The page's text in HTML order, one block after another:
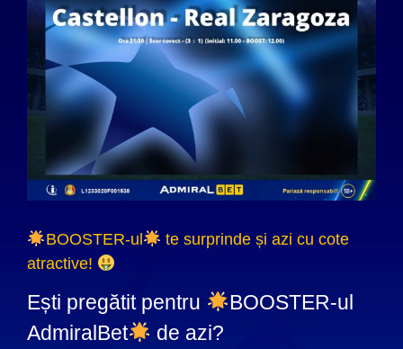
BOOSTER-ul
te surprinde și azi cu cote
atractive!
Ești pregătit pentru
BOOSTER-ul
AdmiralBet
de azi?